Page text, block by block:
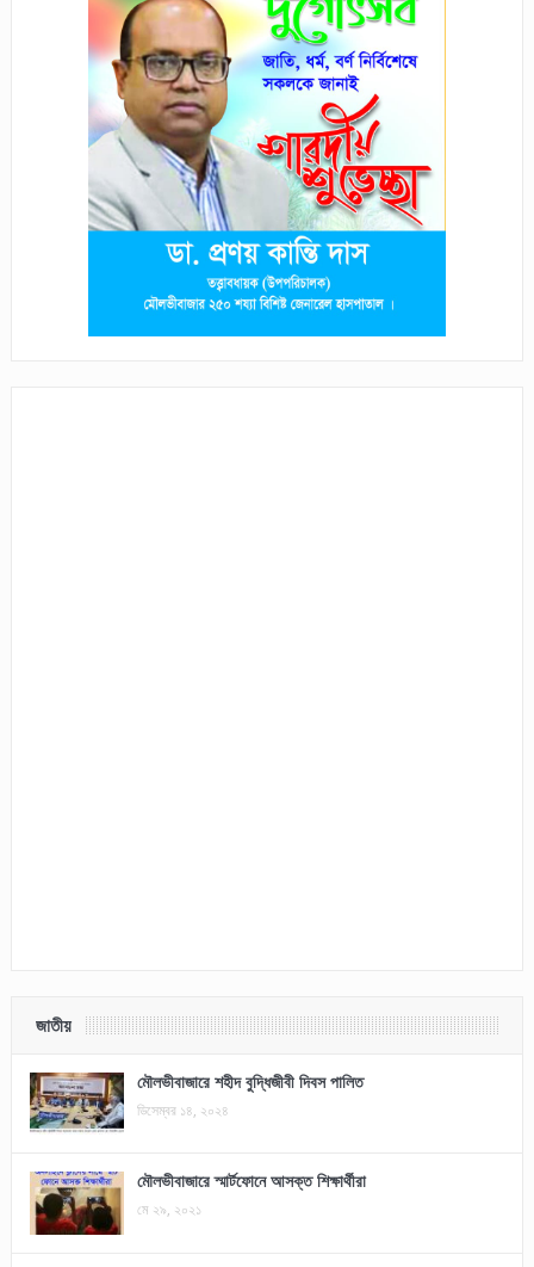
জাতীয়
মৌলভীবাজারে শহীদ বুদ্ধিজীবী দিবস পালিত
ডিসেম্বর ১৪, ২০২৪
মৌলভীবাজারে স্মার্টফোনে আসক্ত শিক্ষার্থীরা
মে ২৯, ২০২১